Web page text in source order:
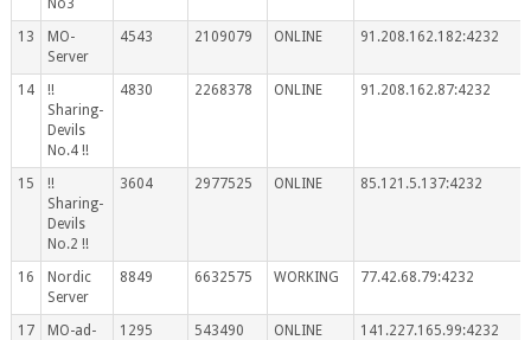
No3
13
MO-
Server
4543 2109079 ONLINE 91.208.162.182:4232
14
!!
Sharing-
Devils
No.4 !!
4830 2268378 ONLINE 91.208.162.87:4232
15
!!
Sharing-
Devils
No.2 !!
3604 2977525 ONLINE 85.121.5.137:4232
16
Nordic
Server
8849 6632575 WORKING 77.42.68.79:4232
17
MO-ad-
1295 543490 ONLINE 141.227.165.99:4232